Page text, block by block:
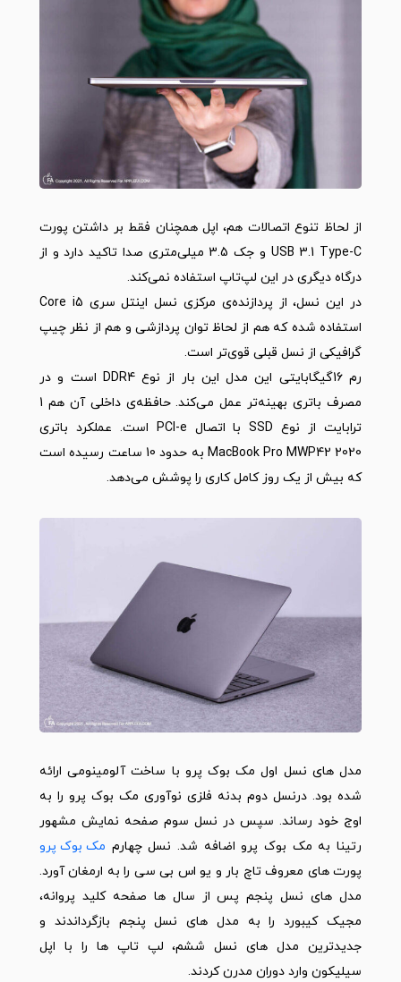
از لحاظ تنوع اتصالات هم، اپل همچنان فقط بر داشتن پورت
USB 3.1 Type-C و جک 3.5 میلی‌متری صدا تاکید دارد و از
درگاه دیگری در این لپ‌تاپ استفاده نمی‌کند.
در این نسل، از پردازنده‌ی مرکزی نسل اینتل سری Core i5
استفاده شده که هم از لحاظ توان پردازشی و هم از نظر چیپ
گرافیکی از نسل قبلی قوی‌تر است.
رم 16گیگابایتی این مدل این بار از نوع DDR4 است و در
مصرف باتری بهینه‌تر عمل می‌کند. حافظه‌ی داخلی آن هم 1
ترابایت از نوع SSD با اتصال PCI-e است. عملکرد باتری
MacBook Pro MWP42 2020
به حدود 10 ساعت رسیده است
که بیش از یک روز کامل کاری را پوشش می‌دهد.
مدل های نسل اول مک بوک پرو با ساخت آلومینومی ارائه
شده بود. درنسل دوم بدنه فلزی نوآوری مک بوک پرو را به
اوج خود رساند. سپس در نسل سوم صفحه نمایش مشهور
رتینا به مک بوک پرو اضافه شد. نسل چهارم مک بوک پرو
پورت های معروف تاچ بار و یو اس بی سی را به ارمغان آورد.
مدل های نسل پنجم پس از سال ها صفحه کلید پروانه،
مجیک کیبورد را به مدل های نسل پنجم بازگرداندند و
جدیدترین مدل های نسل ششم، لپ تاپ ها را با اپل
سیلیکون وارد دوران مدرن کردند.